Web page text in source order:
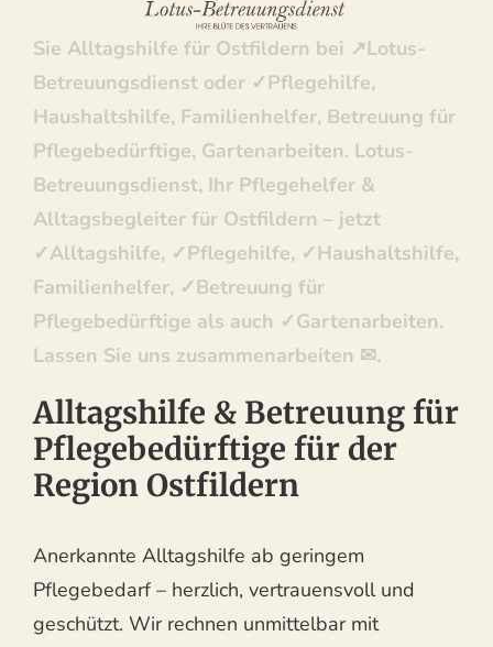
Pflegebedürftige, Gartenarbeiten. Entdecken
Sie Alltagshilfe für Ostfildern bei ↗️Lotus-
Betreuungsdienst oder ✓Pflegehilfe,
Haushaltshilfe, Familienhelfer, Betreuung für
Pflegebedürftige, Gartenarbeiten. Lotus-
Betreuungsdienst, Ihr Pflegehelfer &
Alltagsbegleiter für Ostfildern – jetzt
✓Alltagshilfe, ✓Pflegehilfe, ✓Haushaltshilfe,
Familienhelfer, ✓Betreuung für
Pflegebedürftige als auch ✓Gartenarbeiten.
Lassen Sie uns zusammenarbeiten ✉.
Alltagshilfe & Betreuung für
Pflegebedürftige für der
Region Ostfildern
Anerkannte Alltagshilfe ab geringem
Pflegebedarf – herzlich, vertrauensvoll und
geschützt. Wir rechnen unmittelbar mit